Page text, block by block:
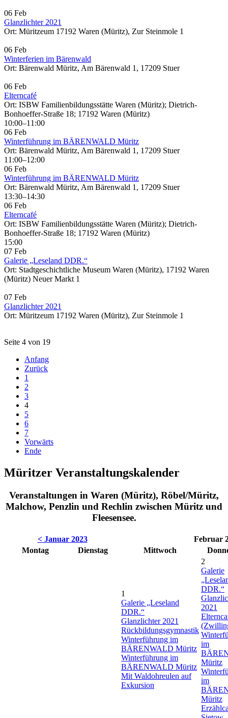
06 Feb
Glanzlichter 2021
Ort: Müritzeum 17192 Waren (Müritz), Zur Steinmole 1
06 Feb
Winterferien im Bärenwald
Ort: Bärenwald Müritz, Am Bärenwald 1, 17209 Stuer
06 Feb
Elterncafé
Ort: ISBW Familienbildungsstätte Waren (Müritz); Dietrich-
Bonhoeffer-Straße 18; 17192 Waren (Müritz)
10:00–11:00
06 Feb
Winterführung im BÄRENWALD Müritz
Ort: Bärenwald Müritz, Am Bärenwald 1, 17209 Stuer
11:00–12:00
06 Feb
Winterführung im BÄRENWALD Müritz
Ort: Bärenwald Müritz, Am Bärenwald 1, 17209 Stuer
13:30–14:30
06 Feb
Elterncafé
Ort: ISBW Familienbildungsstätte Waren (Müritz); Dietrich-
Bonhoeffer-Straße 18; 17192 Waren (Müritz)
15:00
07 Feb
Galerie „Leseland DDR.“
Ort: Stadtgeschichtliche Museum Waren (Müritz), 17192 Waren
(Müritz) Neuer Markt 1
07 Feb
Glanzlichter 2021
Ort: Müritzeum 17192 Waren (Müritz), Zur Steinmole 1
Seite 4 von 19
Anfang
Zurück
1
2
3
4
5
6
7
Vorwärts
Ende
Müritzer Veranstaltungskalender
Veranstaltungen in Waren (Müritz), Röbel/Müritz,
Malchow, Penzlin und Rechlin zwischen Müritz und
Fleesensee.
< Januar 2023
Februar
Montag
Dienstag Mittwoch
1
Galerie „Leseland
DDR.“
Glanzlichter 2021
Rückbildungsgymnastik
Winterführung im
BÄRENWALD Müritz
Winterführung im
BÄRENWALD Müritz
Mit Waldohreulen auf
Exkursion
2
Galerie
DDR.“
2021
im
Müritz
im
Müritz